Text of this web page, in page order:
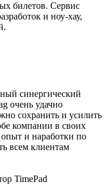
билетов. Сервис
и ноу-хау,
синергический
очень удачно
сохранить и усилить
компании в своих
и наработки по
всем клиентам
TimePad